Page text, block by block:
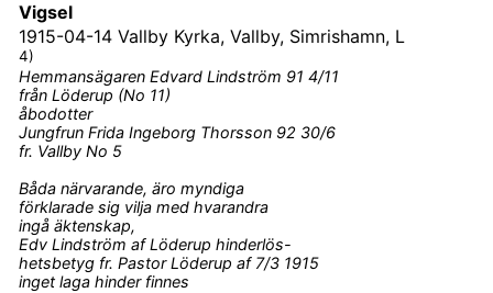
Vigsel
1915-04-14 Vallby Kyrka, Vallby, Simrishamn, L
4)
Hemmansägaren Edvard Lindström 91 4/11
från Löderup (No 11)
åbodotter
Jungfrun Frida Ingeborg Thorsson 92 30/6
fr. Vallby No 5
Båda närvarande, äro myndiga
förklarade sig vilja med hvarandra
ingå äktenskap,
Edv Lindström af Löderup hinderlös-
hetsbetyg fr. Pastor Löderup af 7/3 1915
inget laga hinder finnes